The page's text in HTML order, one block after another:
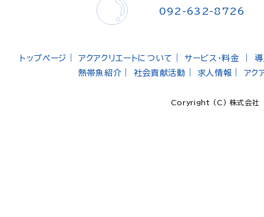
092-632-8726
トップページ ｜アクアクリエートについて ｜サービス・料金
導
熱帯魚紹介
社会貢献活動 求人情報 アク
Coryright (C) 株式会